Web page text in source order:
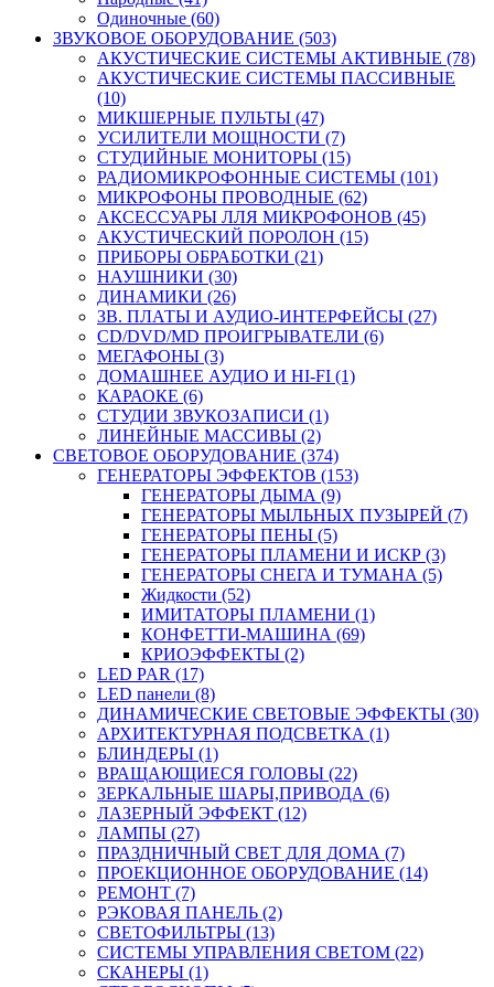
Одиночные (60)
ЗВУКОВОЕ ОБОРУДОВАНИЕ (503)
АКУСТИЧЕСКИЕ СИСТЕМЫ АКТИВНЫЕ (78)
АКУСТИЧЕСКИЕ СИСТЕМЫ ПАССИВНЫЕ
(10)
МИКШЕРНЫЕ ПУЛЬТЫ (47)
УСИЛИТЕЛИ МОЩНОСТИ (7)
СТУДИЙНЫЕ МОНИТОРЫ (15)
РАДИОМИКРОФОННЫЕ СИСТЕМЫ (101)
МИКРОФОНЫ ПРОВОДНЫЕ (62)
АКСЕССУАРЫ ЛЛЯ МИКРОФОНОВ (45)
АКУСТИЧЕСКИЙ ПОРОЛОН (15)
ПРИБОРЫ ОБРАБОТКИ (21)
НАУШНИКИ (30)
ДИНАМИКИ (26)
ЗВ. ПЛАТЫ И АУДИО-ИНТЕРФЕЙСЫ (27)
CD/DVD/MD ПРОИГРЫВАТЕЛИ (6)
МЕГАФОНЫ (3)
ДОМАШНЕЕ АУДИО И HI-FI (1)
КАРАОКЕ (6)
СТУДИИ ЗВУКОЗАПИСИ (1)
ЛИНЕЙНЫЕ МАССИВЫ (2)
СВЕТОВОЕ ОБОРУДОВАНИЕ (374)
ГЕНЕРАТОРЫ ЭФФЕКТОВ (153)
ГЕНЕРАТОРЫ ДЫМА (9)
ГЕНЕРАТОРЫ МЫЛЬНЫХ ПУЗЫРЕЙ (7)
ГЕНЕРАТОРЫ ПЕНЫ (5)
ГЕНЕРАТОРЫ ПЛАМЕНИ И ИСКР (3)
ГЕНЕРАТОРЫ СНЕГА И ТУМАНА (5)
Жидкости (52)
ИМИТАТОРЫ ПЛАМЕНИ (1)
КОНФЕТТИ-МАШИНА (69)
КРИОЭФФЕКТЫ (2)
LED PAR (17)
LED панели (8)
ДИНАМИЧЕСКИЕ СВЕТОВЫЕ ЭФФЕКТЫ (30)
АРХИТЕКТУРНАЯ ПОДСВЕТКА (1)
БЛИНДЕРЫ (1)
ВРАЩАЮЩИЕСЯ ГОЛОВЫ (22)
ЗЕРКАЛЬНЫЕ ШАРЫ,ПРИВОДА (6)
ЛАЗЕРНЫЙ ЭФФЕКТ (12)
ЛАМПЫ (27)
ПРАЗДНИЧНЫЙ СВЕТ ДЛЯ ДОМА (7)
ПРОЕКЦИОННОЕ ОБОРУДОВАНИЕ (14)
РЕМОНТ (7)
РЭКОВАЯ ПАНЕЛЬ (2)
СВЕТОФИЛЬТРЫ (13)
СИСТЕМЫ УПРАВЛЕНИЯ СВЕТОМ (22)
СКАНЕРЫ (1)